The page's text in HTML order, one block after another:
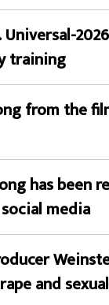
Universal-
training
from the
has been
media
and